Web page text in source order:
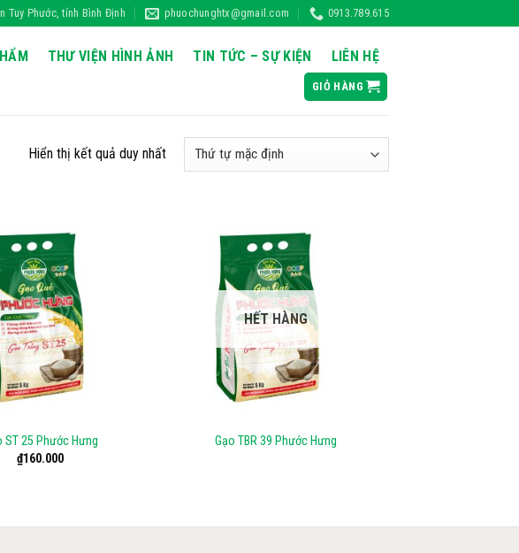
Tuy Phước, tỉnh Bình Định phuochunghtx@gmail.com 0913.789.615
THƯ VIỆN HÌNH ẢNH TIN TỨC – SỰ KIỆN LIÊN HỆ
GIỎ HÀNG
Hiển thị kết quả duy nhất
ST 25 Phước Hưng
₫160.000
HẾT HÀNG
Gạo TBR 39 Phước Hưng